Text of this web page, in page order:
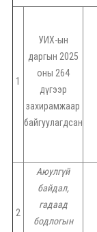
1
УИХ-ын
даргын 2025
оны 264
дүгээр
захирамжаар
байгуулагдсан
2
Аюулгүй
байдал,
гадаад
бодлогын